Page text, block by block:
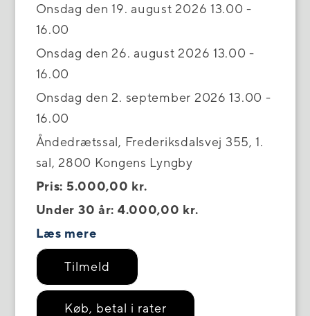
Onsdag den 19. august 2026 13.00 -
16.00
Onsdag den 26. august 2026 13.00 -
16.00
Onsdag den 2. september 2026 13.00 -
16.00
Åndedrætssal, Frederiksdalsvej 355, 1.
sal, 2800 Kongens Lyngby
Pris: 5.000,00 kr.
Under 30 år: 4.000,00 kr.
Læs mere
Tilmeld
Køb, betal i rater